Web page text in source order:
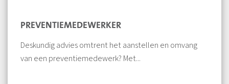
PREVENTIEMEDEWERKER
Deskundig advies omtrent het aanstellen en omvang
van een preventiemedewerk? Met...